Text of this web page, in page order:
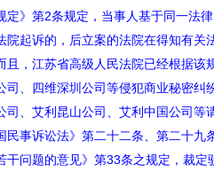
定》第2条规定，当事人基于同一法
院起诉的，后立案的法院在得知有关
，江苏省高级人民法院已经根据该
司、四维深圳公司等侵犯商业秘密
、艾利昆山公司、艾利中国公司等
民事诉讼法》第二十二条、第二十九
干问题的意见》第33条之规定，裁定